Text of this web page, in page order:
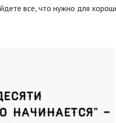
все, что нужно для